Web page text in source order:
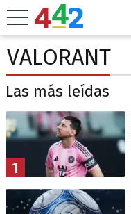
VALORANT
Las más leídas
1